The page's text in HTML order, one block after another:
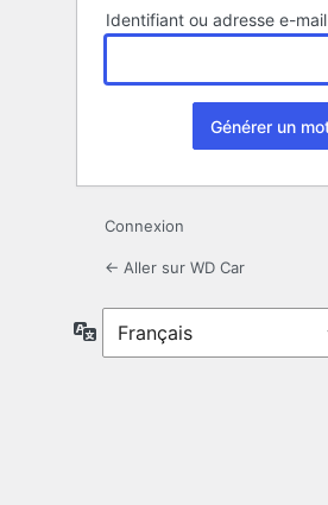
Identifiant ou adresse e-mail
Connexion
← Aller sur WD Car
Langue